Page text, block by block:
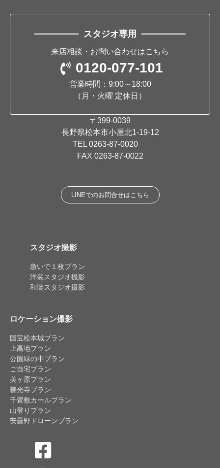
スタジオ専用
来店相談・お問い合わせはこちら
0120-077-101
営業時間：9:00～18:00
（月・火曜 定休日）
〒399-0039
長野県松本市小屋北1-19-12
TEL 0263-87-0020
FAX 0263-87-0022
LINEでのお問合せはこちら
スタジオ撮影
急いで１枚プラン
洋装スタジオ撮影
和装スタジオ撮影
ロケーション撮影
国宝松本城プラン
上高地プラン
公園緑の中プラン
ご自宅プラン
美ヶ原プラン
善光寺プラン
千畳敷カールプラン
山登りプラン
安曇野ドローンプラン